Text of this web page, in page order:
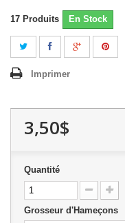
17 Produits En Stock
Imprimer
3,50$
Quantité
Grosseur d'Hameçons